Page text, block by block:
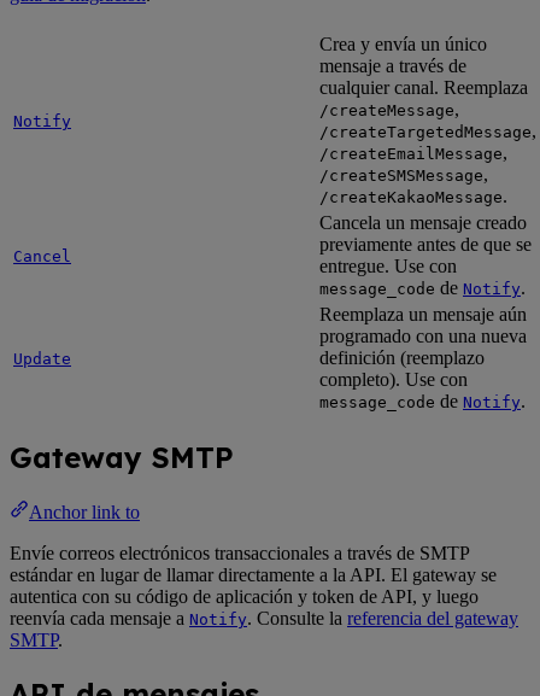
Notify
Crea y envía un único
mensaje a través de
cualquier canal. Reemplaza
/createMessage,
/createTargetedMessage,
/createEmailMessage,
/createSMSMessage,
/createKakaoMessage.
Cancel
Cancela un mensaje creado
previamente antes de que se
entregue. Use con
message_code de Notify.
Update
Reemplaza un mensaje aún
programado con una nueva
definición (reemplazo
completo). Use con
message_code de Notify.
Gateway SMTP
Anchor link to
Envíe correos electrónicos transaccionales a través de SMTP
estándar en lugar de llamar directamente a la API. El gateway se
autentica con su código de aplicación y token de API, y luego
reenvía cada mensaje a Notify. Consulte la referencia del gateway
SMTP.